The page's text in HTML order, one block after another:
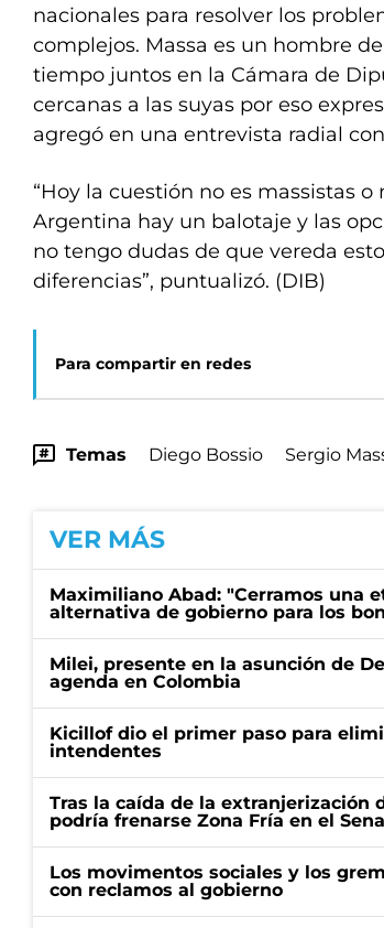
nacionales para resolver los
complejos. Massa es un hombre
tiempo juntos en la Cámara de
cercanas a las suyas por eso
agregó en una entrevista radial
“Hoy la cuestión no es massistas
Argentina hay un balotaje y las
no tengo dudas de que vereda
diferencias”, puntualizó. (DIB)
Para compartir en redes
Temas Diego Bossio Sergio
VER MÁS
Maximiliano Abad: "Cerramos una
alternativa de gobierno para los
Milei, presente en la asunción de
agenda en Colombia
Kicillof dio el primer paso para
intendentes
Tras la caída de la extranjerización
podría frenarse Zona Fría en el
Los movimentos sociales y los
con reclamos al gobierno